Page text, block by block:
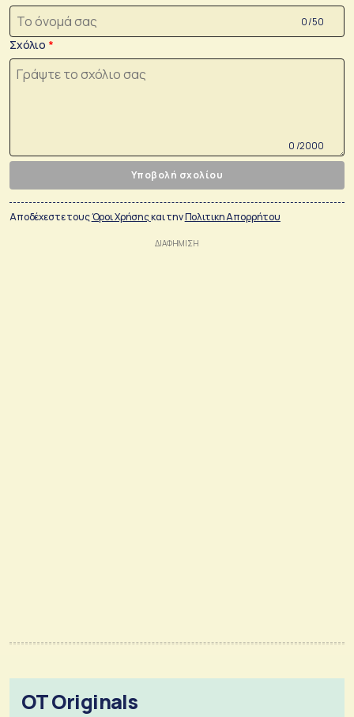
0 /50
Σχόλιο
0 /2000
Υποβολή σχολίου
Αποδέχεστε τουςΌροι Χρήσηςκαι τηνΠολιτικη Απορρήτου
OT Originals